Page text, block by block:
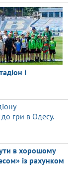
і
гри в Одесу.
в хорошому
із рахунком